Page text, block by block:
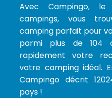
Avec Campingo,
campings, vous
camping parfait pour
parmi plus de 104
rapidement votre
votre camping idéal.
Campingo décrit
pays !